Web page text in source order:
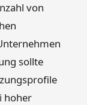
von
sollte
hoher